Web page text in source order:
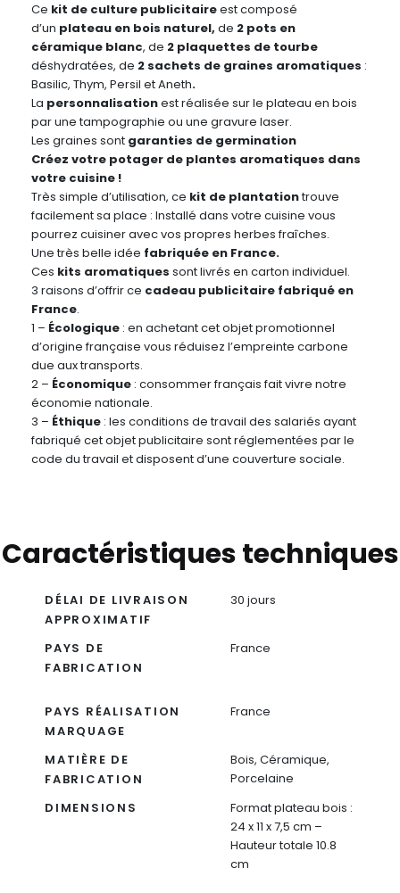
Ce kit de culture publicitaireest composé
d’un plateau en bois naturel, de 2 pots en
céramique blanc, de 2 plaquettes de tourbe
déshydratées, de 2 sachets de graines aromatiques :
Basilic, Thym, Persil et Aneth.
La personnalisationest réalisée sur le plateau en bois
par une tampographie ou une gravure laser.
Les graines sont garanties de germination
Créez votre potager de plantes aromatiques dans
votre cuisine !
Très simple d’utilisation, ce kit de plantationtrouve
facilement sa place : Installé dans votre cuisine vous
pourrez cuisiner avec vos propres herbes fraîches.
Une très belle idée fabriquée en France.
Ces kits aromatiques sont livrés en carton individuel.
3 raisons d’offrir ce cadeau publicitaire fabriqué en
France.
1 – Écologique : en achetant cet objet promotionnel
d’origine française vous réduisez l’empreinte carbone
due aux transports.
2 – Économique : consommer français fait vivre notre
économie nationale.
3 – Éthique : les conditions de travail des salariés ayant
fabriqué cet objet publicitaire sont réglementées par le
code du travail et disposent d’une couverture sociale.
Caractéristiques techniques
DÉLAI DE LIVRAISON
APPROXIMATIF
30 jours
PAYS DE
FABRICATION
France
PAYS RÉALISATION
MARQUAGE
France
MATIÈRE DE
FABRICATION
Bois, Céramique,
Porcelaine
DIMENSIONS
Format plateau bois :
24 x 11 x 7,5 cm –
Hauteur totale 10.8
cm